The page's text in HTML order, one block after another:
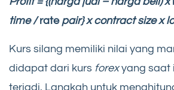
time /rate pair} x contract size x
Kurs silang memiliki nilai yang
didapat dari kurs forexyang saat
terjadi. Langkah untuk